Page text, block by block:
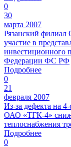
0
30
марта 2007
Рязанский
участие в
инвестиционного
Федерации ФС РФ
Подробнее
0
21
февраля 2007
Из-за дефекта на
ОАО «ТГК-4»
теплоснабжения
Подробнее
0